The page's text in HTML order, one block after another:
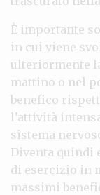
È importante
in cui viene
ulteriormente
mattino o nel
benefico
l’attività
sistema
Diventa quindi
di esercizio in
massimi